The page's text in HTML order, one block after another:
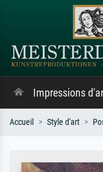
Impressions
Accueil Style d'art